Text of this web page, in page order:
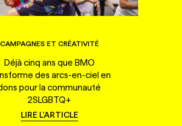
CAMPAGNES ET CRÉATIVITÉ
Déjà cinq ans que BMO
des arcs-en-ciel en
pour la communauté
2SLGBTQ+
LIRE L'ARTICLE